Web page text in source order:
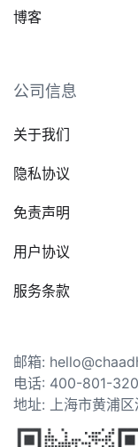
博客
公司信息
关于我们
隐私协议
免责声明
用户协议
服务条款
邮箱:
电话: 400-801-
地址: 上海市黄浦